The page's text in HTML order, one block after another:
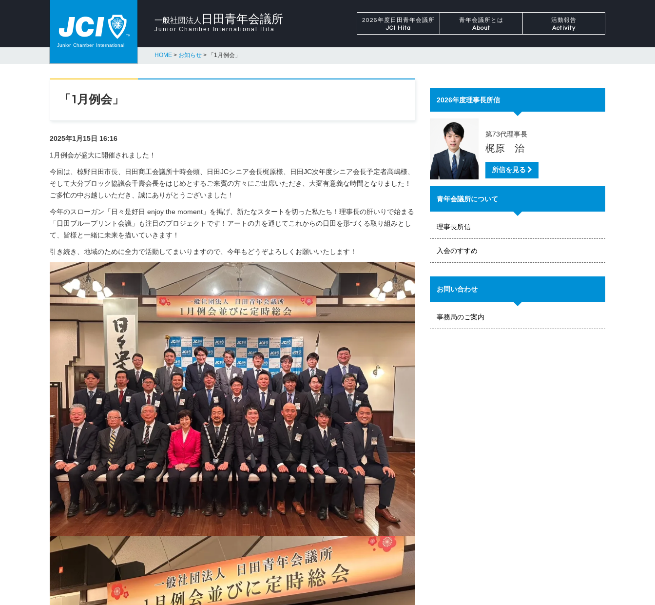
Junior Chamber International
一般社団法人 日田青年会議所
Junior Chamber International Hita
2026年度日田青年会議所
JCI Hita
青年会議所とは
About
活動報告
Activity
HOME > お知らせ > 「1月例会」
「1月例会」
2025年1月15日 16:16
1月例会が盛大に開催されました！
今回は、椋野日田市長、日田商工会議所十時会頭、日田JCシニア会長梶原様、日田JC次年度シニア会長予定者高嶋様、
そして大分ブロック協議会千壽会長をはじめとするご来賓の方々にご出席いただき、大変有意義な時間となりました！
ご多忙の中お越しいただき、誠にありがとうございました！
今年のスローガン「日々是好日 enjoy the moment」を掲げ、新たなスタートを切った私たち！理事長の肝いりで始まる
「日田ブループリント会議」も注目のプロジェクトです！アートの力を通じてこれからの日田を形づくる取り組みとし
て、皆様と一緒に未来を描いていきます！
引き続き、地域のために全力で活動してまいりますので、今年もどうぞよろしくお願いいたします！
2026年度理事長所信
第73代理事長
梶原 治
所信を見る
青年会議所について
理事長所信
入会のすすめ
お問い合わせ
事務局のご案内